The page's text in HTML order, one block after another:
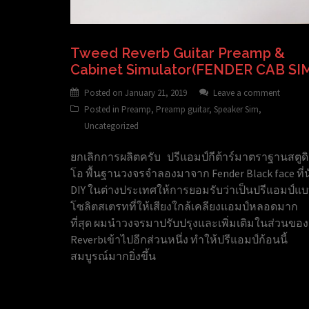
Tweed Reverb Guitar Preamp &
Cabinet Simulator(FENDER CAB
Posted on January 21, 2019
Leave a comment
Posted in Preamp, Preamp guitar, Speaker Sim,
Uncategorized
ยกเลิกการผลิตครับ ปรีแอมป์กีต้าร์มาตราฐานสตูดิ
โอ พื้นฐานวงจรจำลองมาจาก Fender Black face ที่
DIY ในต่างประเทศให้การยอมรับว่าเป็นปรีแอมป์แ
โซลิตสเตรทที่ให้เสียงใกล้เคลียงแอมป์หลอดมาก
ที่สุด ผมนำวงจรมาปรับปรุงและเพิ่มเติมในส่วนของ
Reverbเข้าไปอีกส่วนหนึ่ง ทำให้ปรีแอมป์ก้อนนี้
สมบูรณ์มากยิ่งขึ้น